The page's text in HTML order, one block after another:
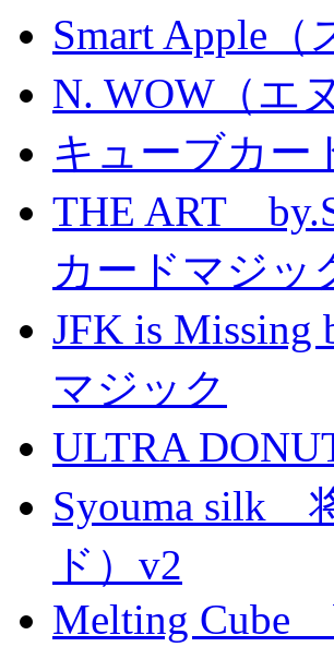
Smart Apple
N. WOW（エ
キューブカ
THE ART
カードマジッ
JFK is
マジック
ULTRA
Syouma silk
ド）v2
Melting Cube